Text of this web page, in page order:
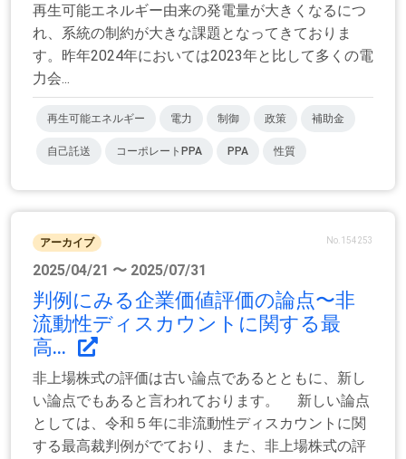
再生可能エネルギー由来の発電量が大きくなるにつ
れ、系統の制約が大きな課題となってきておりま
す。昨年2024年においては2023年と比して多くの電
力会...
再生可能エネルギー 電力 制御 政策 補助金
自己託送 コーポレートPPA PPA 性質
アーカイブ No.154253
2025/04/21 〜 2025/07/31
判例にみる企業価値評価の論点〜非
流動性ディスカウントに関する最
高...
非上場株式の評価は古い論点であるとともに、新し
い論点でもあると言われております。 新しい論点
としては、令和５年に非流動性ディスカウントに関
する最高裁判例がでており、また、非上場株式の評